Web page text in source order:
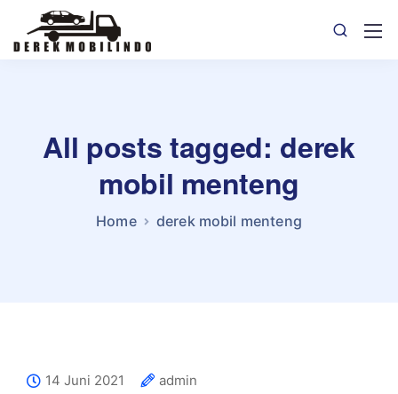
All posts tagged: derek
mobil menteng
Home derek mobil menteng
14 Juni 2021
admin